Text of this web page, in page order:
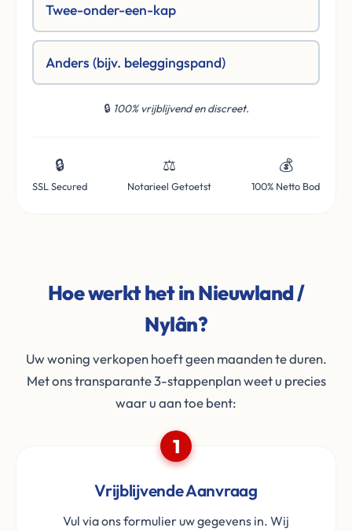
Twee-onder-een-kap
Anders (bijv. beleggingspand)
🔒 100% vrijblijvend en discreet.
🔒
SSL Secured
⚖️
Notarieel Getoetst
💰
100% Netto Bod
Hoe werkt het in Nieuwland /
Nylân?
Uw woning verkopen hoeft geen maanden te duren.
Met ons transparante 3-stappenplan weet u precies
waar u aan toe bent:
1
Vrijblijvende Aanvraag
Vul via ons formulier uw gegevens in. Wij